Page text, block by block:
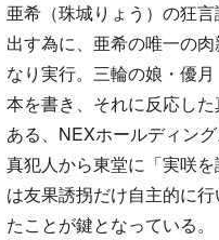
亜希（珠城りょう）の狂
出す為に、亜希の唯一の
なり実行。三輪の娘・優
本を書き、それに反応し
ある、NEXホールディン
真犯人から東堂に「実咲
は友果誘拐だけ自主的に
たことが鍵となっている。